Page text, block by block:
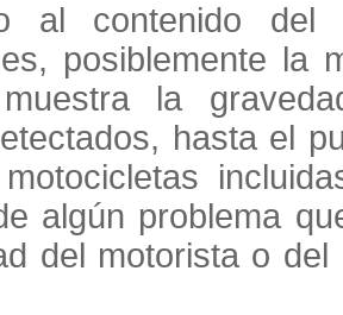
al contenido del
posiblemente la
la
hasta el
algún problema
del motorista o